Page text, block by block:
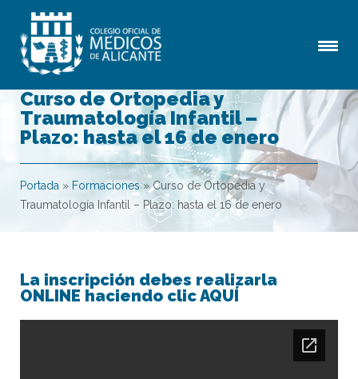
Curso de Ortopedia y
Traumatología Infantil –
Plazo: hasta el 16 de enero
Portada » Formaciones»Curso de Ortopedia y
Traumatología Infantil – Plazo: hasta el 16 de enero
La inscripción debes realizarla
ONLINE haciendo clic AQUÍ